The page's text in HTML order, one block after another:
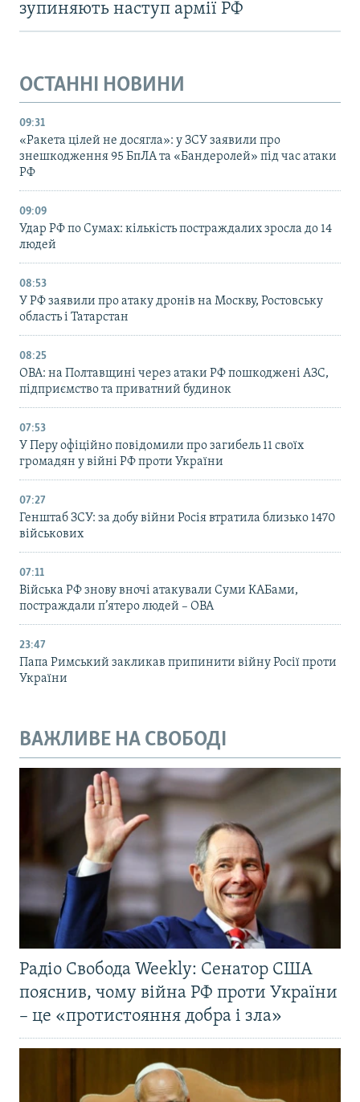
зупиняють наступ армії РФ
ОСТАННІ НОВИНИ
09:31
«Ракета цілей не досягла»: у ЗСУ заявили про
знешкодження 95 БпЛА та «Бандеролей» під час атаки
РФ
09:09
Удар РФ по Сумах: кількість постраждалих зросла до 14
людей
08:53
У РФ заявили про атаку дронів на Москву, Ростовську
область і Татарстан
08:25
ОВА: на Полтавщині через атаки РФ пошкоджені АЗС,
підприємство та приватний будинок
07:53
У Перу офіційно повідомили про загибель 11 своїх
громадян у війні РФ проти України
07:27
Генштаб ЗСУ: за добу війни Росія втратила близько 1470
військових
07:11
Війська РФ знову вночі атакували Суми КАБами,
постраждали п’ятеро людей – ОВА
23:47
Папа Римський закликав припинити війну Росії проти
України
ВАЖЛИВЕ НА СВОБОДІ
Радіо Свобода Weekly: Сенатор США
пояснив, чому війна РФ проти України
– це «протистояння добра і зла»